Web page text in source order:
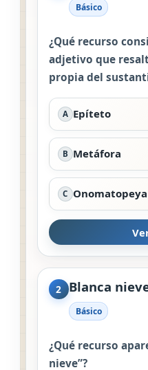
Básico
¿Qué recurso
adjetivo que
propia del
A Epíteto
B Metáfora
C Onomatopeya
2 Blanca
Básico
¿Qué recurso
nieve”?